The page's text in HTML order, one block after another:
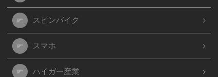
スピンバイク
スマホ
ハイガー産業